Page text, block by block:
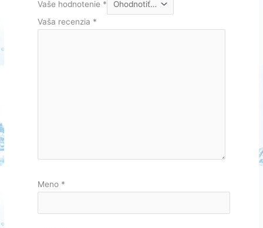
Vaše hodnotenie *
Vaša recenzia *
Meno *